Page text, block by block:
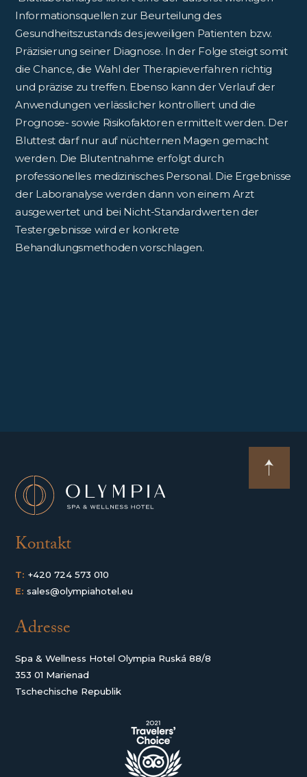
Informationsquellen zur Beurteilung des
Gesundheitszustands des jeweiligen Patienten bzw.
Präzisierung seiner Diagnose. In der Folge steigt somit
die Chance, die Wahl der Therapieverfahren richtig
und präzise zu treffen. Ebenso kann der Verlauf der
Anwendungen verlässlicher kontrolliert und die
Prognose- sowie Risikofaktoren ermittelt werden. Der
Bluttest darf nur auf nüchternen Magen gemacht
werden. Die Blutentnahme erfolgt durch
professionelles medizinisches Personal. Die Ergebnisse
der Laboranalyse werden dann von einem Arzt
ausgewertet und bei Nicht-Standardwerten der
Testergebnisse wird er konkrete
Behandlungsmethoden vorschlagen.
Kontakt
T: +420 724 573 010
E: sales@olympiahotel.eu
Adresse
Spa & Wellness Hotel Olympia Ruská 88/8
353 01 Marienad
Tschechische Republik